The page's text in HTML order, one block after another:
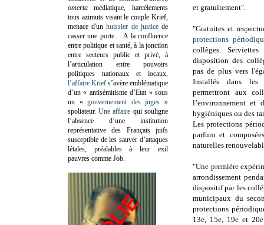
et gratuitement".
"Gratuites et
protections
collèges.
disposition des
pas de plus vers
Installés dans les
permettront aux
l’environnement et
hygiéniques ou des
Les protections
parfum et
naturelles
"Une première
arrondissement
dispositif par les
municipaux du
protections
13e, 15e, 19e et
omertamédiatique, harcèlements
tous azimuts visant le couple Krief,
menace d'unhuissier de justicede
casser une porte… A la confluence
entre politique et santé, à la jonction
entre secteurs public et privé, à
l’articulation entre pouvoirs
politiques nationaux et locaux,
l’affaire Krief s’avère emblématique
d’un « antisémitisme d’Etat » sous
un «gouvernement des juges »
spoliateur.Une affaire qui souligne
l’absence d’une institution
représentative des Français juifs
susceptible de les sauver d’attaques
létales, préalables à leur exil
pauvres comme Job.